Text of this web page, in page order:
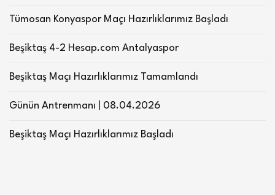
Tümosan Konyaspor Maçı Hazırlıklarımız Başladı
Beşiktaş 4-2 Hesap.com Antalyaspor
Beşiktaş Maçı Hazırlıklarımız Tamamlandı
Günün Antrenmanı | 08.04.2026
Beşiktaş Maçı Hazırlıklarımız Başladı